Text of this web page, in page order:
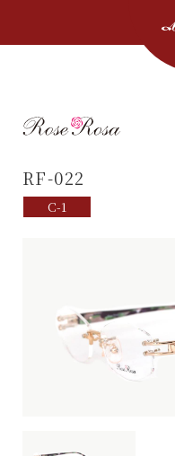
RF-022
C-1